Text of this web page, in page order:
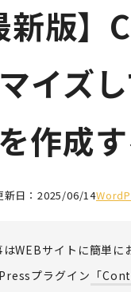
新版
イズ
作成
新日：2025/06/14
はWEBサイトに簡単
プラグイン 「